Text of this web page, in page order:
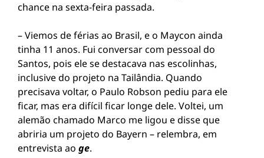
chance na sexta-feira passada.
– Viemos de férias ao Brasil, e o Maycon ainda
tinha 11 anos. Fui conversar com pessoal do
Santos, pois ele se destacava nas escolinhas,
inclusive do projeto na Tailândia. Quando
precisava voltar, o Paulo Robson pediu para ele
ficar, mas era difícil ficar longe dele. Voltei, um
alemão chamado Marco me ligou e disse que
abriria um projeto do Bayern – relembra, em
entrevista ao ge.